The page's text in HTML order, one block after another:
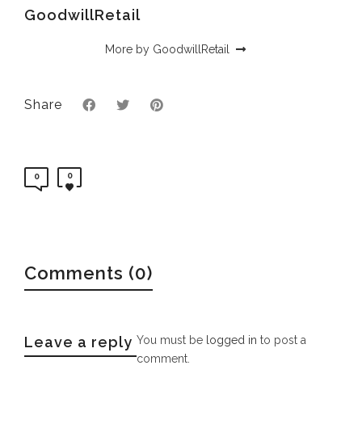
GoodwillRetail
More by GoodwillRetail
Share
0 0
Comments (0)
Leave a reply You must be logged in to post a
comment.